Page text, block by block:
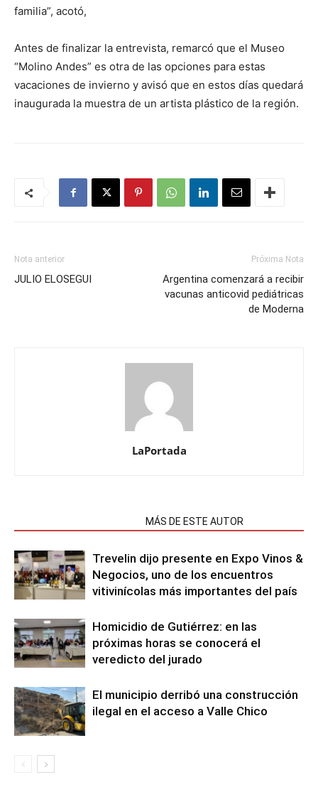
familia”, acotó,
Antes de finalizar la entrevista, remarcó que el Museo
“Molino Andes” es otra de las opciones para estas
vacaciones de invierno y avisó que en estos días quedará
inaugurada la muestra de un artista plástico de la región.
Nota anterior
JULIO ELOSEGUI
Próxima Nota
Argentina comenzará a recibir
vacunas anticovid pediátricas
de Moderna
LaPortada
MÁS DE ESTE AUTOR
Trevelin dijo presente en Expo Vinos &
Negocios, uno de los encuentros
vitivinícolas más importantes del país
Homicidio de Gutiérrez: en las
próximas horas se conocerá el
veredicto del jurado
El municipio derribó una construcción
ilegal en el acceso a Valle Chico